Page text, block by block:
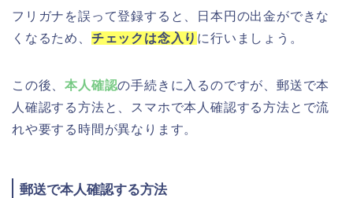
フリガナを誤って登録すると、日本円の出金ができな
くなるため、 チェックは念入り に行いましょう。
この後、本人確認の手続きに入るのですが、郵送で本
人確認する方法と、スマホで本人確認する方法とで流
れや要する時間が異なります。
郵送で本人確認する方法